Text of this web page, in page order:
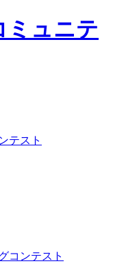
テスト
コンテスト